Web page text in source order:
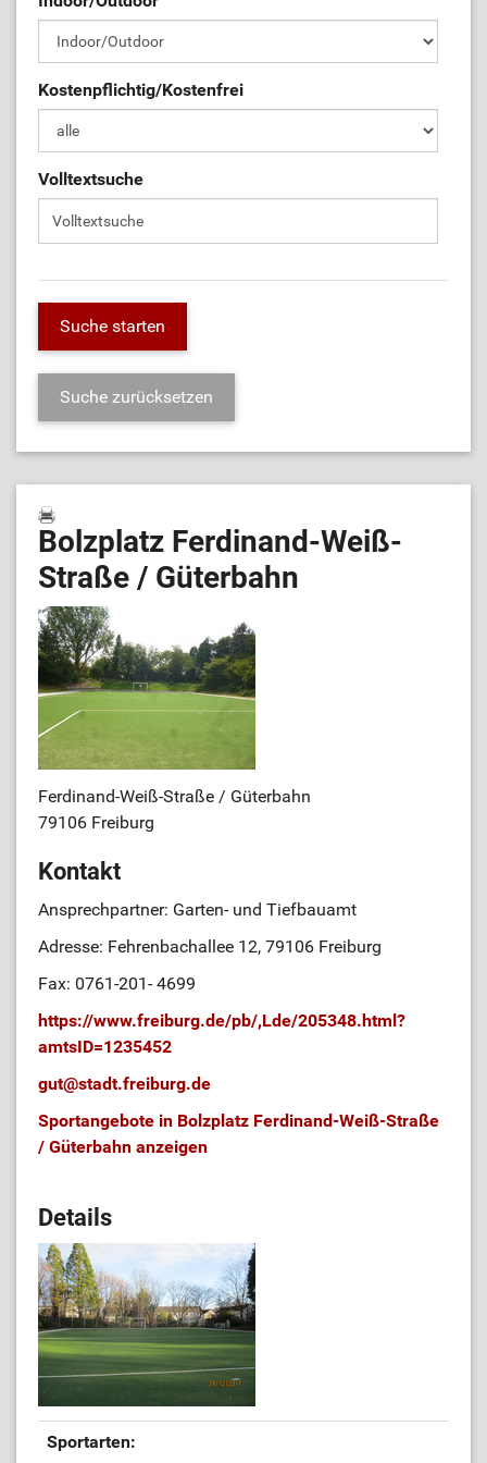
Kostenpflichtig/Kostenfrei
Volltextsuche
Bolzplatz Ferdinand-Weiß-
Straße / Güterbahn
Ferdinand-Weiß-Straße / Güterbahn
79106 Freiburg
Kontakt
Ansprechpartner: Garten- und Tiefbauamt
Adresse: Fehrenbachallee 12, 79106 Freiburg
Fax: 0761-201- 4699
https://www.freiburg.de/pb/,Lde/205348.html?
amtsID=1235452
gut@stadt.freiburg.de
Sportangebote in Bolzplatz Ferdinand-Weiß-Straße
/ Güterbahn anzeigen
Details
Sportarten: